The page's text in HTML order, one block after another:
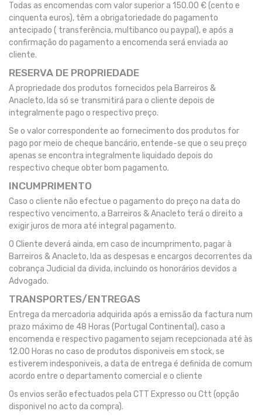
Todas as encomendas com valor superior a 150.00 € (cento e
cinquenta euros), têm a obrigatoriedade do pagamento
antecipado ( transferência, multibanco ou paypal), e após a
confirmação do pagamento a encomenda será enviada ao
cliente.
RESERVA DE PROPRIEDADE
A propriedade dos produtos fornecidos pela Barreiros &
Anacleto, lda só se transmitirá para o cliente depois de
integralmente pago o respectivo preço.
Se o valor correspondente ao fornecimento dos produtos for
pago por meio de cheque bancário, entende-se que o seu preço
apenas se encontra integralmente liquidado depois do
respectivo cheque obter bom pagamento.
INCUMPRIMENTO
Caso o cliente não efectue o pagamento do preço na data do
respectivo vencimento, a Barreiros & Anacleto terá o direito a
exigir juros de mora até integral pagamento.
O Cliente deverá ainda, em caso de incumprimento, pagar à
Barreiros & Anacleto, lda as despesas e encargos decorrentes da
cobrança Judicial da divida, incluindo os honorários devidos a
Advogado.
TRANSPORTES/ENTREGAS
Entrega da mercadoria adquirida após a emissão da factura num
prazo máximo de 48 Horas (Portugal Continental), caso a
encomenda e respectivo pagamento sejam recepcionada até às
12.00 Horas no caso de produtos disponiveis em stock, se
estiverem indesponiveis, a data de entrega é definida de comum
acordo entre o departamento comercial e o cliente
Os envios serão efectuados pela CTT Expresso ou Ctt (opção
disponivel no acto da compra).